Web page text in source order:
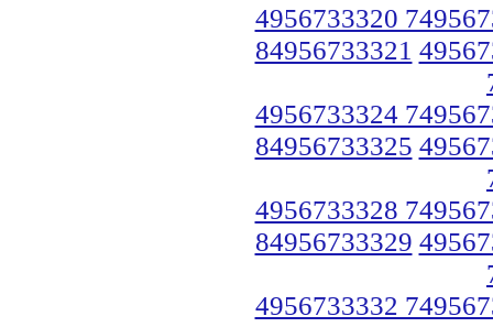
4956733320
84956733321
4956733324
84956733325
4956733328
84956733329
4956733332